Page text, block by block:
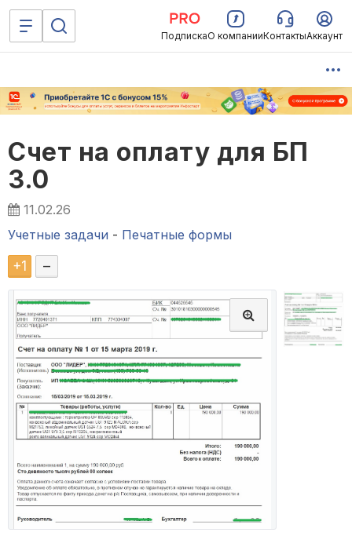
ПодпискаО компанииКонтактыАккаунт
Счет на оплату для БП
3.0
11.02.26
Учетные задачи - Печатные формы
+1 –